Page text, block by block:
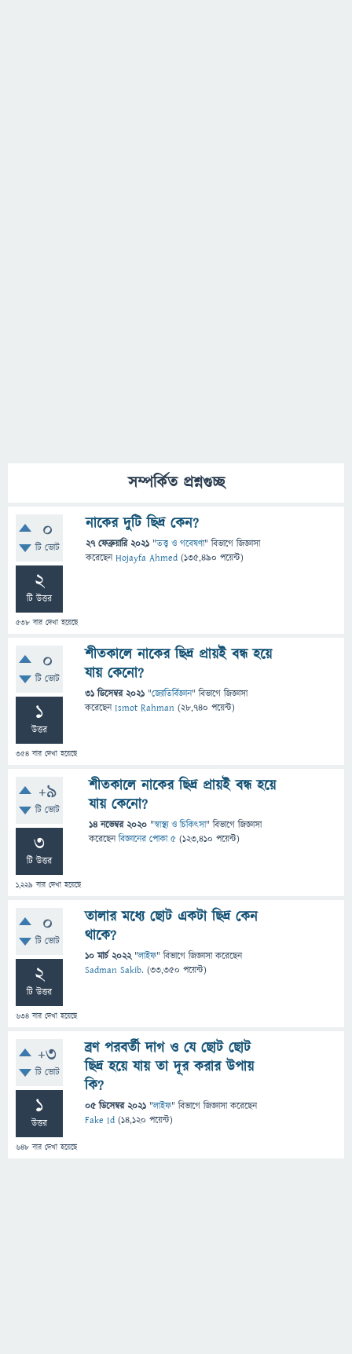
সম্পর্কিত প্রশ্নগুচ্ছ
0
টি ভোট
2
টি উত্তর
538 বার দেখা হয়েছে
নাকের দুটি ছিদ্র কেন?
27 ফেব্রুয়ারি 2021 "তত্ত্ব ও গবেষণা" বিভাগে জিজ্ঞাসা
করেছেনHojayfa Ahmed (135,490 পয়েন্ট)
0
টি ভোট
1
উত্তর
354 বার দেখা হয়েছে
শীতকালে নাকের ছিদ্র প্রায়ই বন্ধ হয়ে
যায় কেনো?
31 ডিসেম্বর 2021 "জ্যোতির্বিজ্ঞান" বিভাগে জিজ্ঞাসা
করেছেনIsmot Rahman (28,740 পয়েন্ট)
+9
টি ভোট
3
টি উত্তর
1,229 বার দেখা হয়েছে
শীতকালে নাকের ছিদ্র প্রায়ই বন্ধ হয়ে
যায় কেনো?
14 নভেম্বর 2020 "স্বাস্থ্য ও চিকিৎসা" বিভাগে জিজ্ঞাসা
করেছেনবিজ্ঞানের পোকা ৫ (123,410 পয়েন্ট)
0
টি ভোট
2
টি উত্তর
634 বার দেখা হয়েছে
তালার মধ্যে ছোট একটা ছিদ্র কেন
থাকে?
10 মার্চ 2022 "লাইফ" বিভাগে জিজ্ঞাসাকরেছেন
Sadman Sakib. (33,350 পয়েন্ট)
+3
টি ভোট
1
উত্তর
648 বার দেখা হয়েছে
ব্রণ পরবর্তী দাগ ও যে ছোট ছোট
ছিদ্র হয়ে যায় তা দূর করার উপায়
কি?
05 ডিসেম্বর 2021 "লাইফ" বিভাগে জিজ্ঞাসাকরেছেন
Fake Id (14,120 পয়েন্ট)